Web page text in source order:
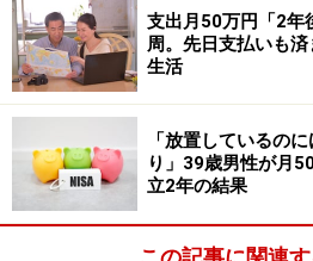
す。老後のために助かります」
心掛けてきたのは「とにかく解
月の約3万3000円を運用していく
「長期で損益を見る考えが重要
も長くしようと思います。相場
す。子育てとよく似ていると思
支出月50万円「2年
周。先日支払いも
生活
「放置しているの
り」39歳男性が月
立2年の結果